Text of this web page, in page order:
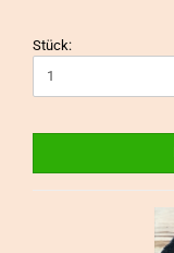
Stück: